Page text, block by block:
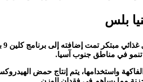
بلس
تنمو في مناطق جنوب آسيا.